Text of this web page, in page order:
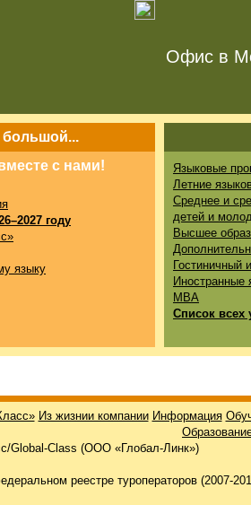
Офис в
большой...
с нами!
году
языку
Языковые
Летние
Среднее и
детей и
Высшее
Гостиничный
Иностранные
MBA
Список всех
Из жизнии компании Информация
Global-Class (ООО «Глобал-Линк»)
реестре туроператоров (2007-